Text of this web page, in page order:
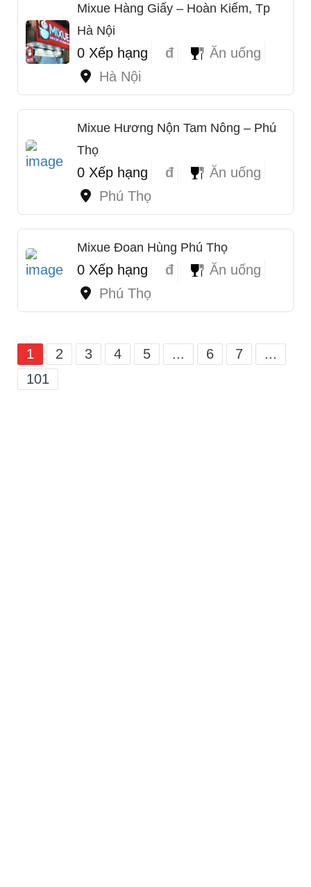
Mixue Hàng Giấy – Hoàn Kiếm, Tp
Hà Nội
0 Xếp hạng đ
Ăn uống
Hà Nội
Mixue Hương Nộn Tam Nông – Phú
Thọ
0 Xếp hạng đ
Ăn uống
Phú Thọ
Mixue Đoan Hùng Phú Thọ
0 Xếp hạng đ
Ăn uống
Phú Thọ
1 2 3 4 5 ... 6 7
...
101